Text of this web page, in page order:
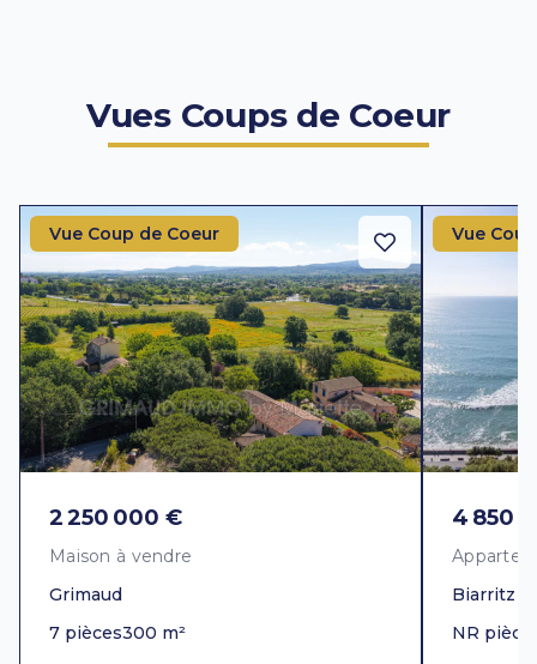
Vues Coups de Coeur
Vue Coup de Coeur
2 250 000 €
Maison à vendre
Grimaud
7 pièces300 m²
Vue
4 850
Biarritz
NR pièce